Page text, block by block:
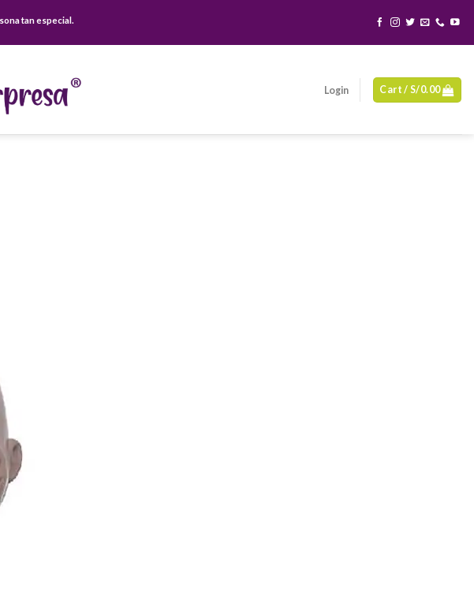
tan especial.
Login Cart /S/0.00